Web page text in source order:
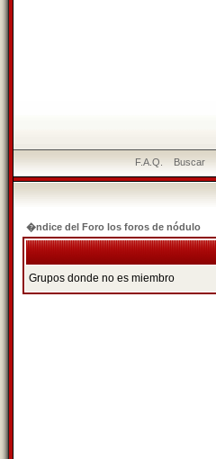
F.A.Q. Buscar
�ndice del Foro los foros de nódulo
Grupos donde no es miembro